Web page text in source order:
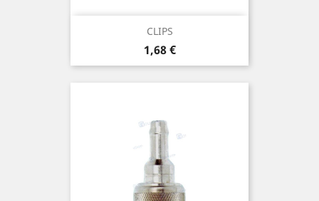
CLIPS
Prix
1,68 €